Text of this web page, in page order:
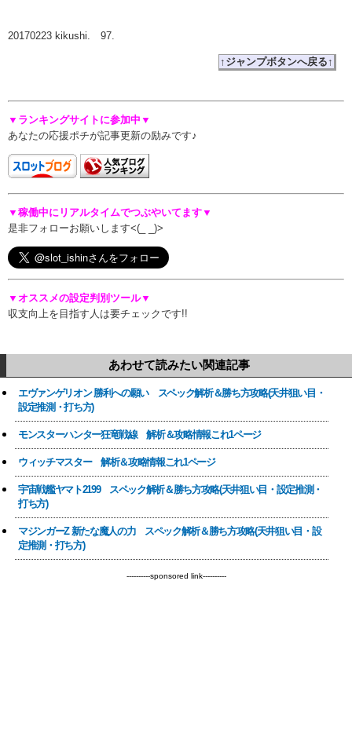
20170223 kikushi. 97.
↑ジャンプボタンへ戻る↑
▼ランキングサイトに参加中▼
あなたの応援ポチが記事更新の励みです♪
▼稼働中にリアルタイムでつぶやいてます▼
是非フォローお願いします<(_ _)>
▼オススメの設定判別ツール▼
収支向上を目指す人は要チェックです!!
あわせて読みたい関連記事
エヴァンゲリオン 勝利への願い スペック解析＆勝ち方攻略(天井狙い目・
設定推測・打ち方)
モンスターハンター狂竜戦線 解析＆攻略情報これ1ページ
ウィッチマスター 解析＆攻略情報これ1ページ
宇宙戦艦ヤマト2199 スペック解析＆勝ち方攻略(天井狙い目・設定推測・
打ち方)
マジンガーZ 新たな魔人の力 スペック解析＆勝ち方攻略(天井狙い目・設
定推測・打ち方)
----------sponsored link----------